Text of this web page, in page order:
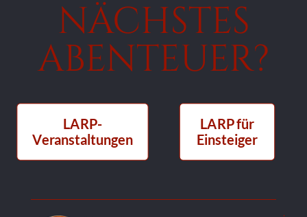
NÄCHSTES
ABENTEUER?
LARP-
Veranstaltungen
LARP für
Einsteiger